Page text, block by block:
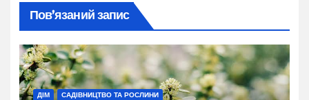
Пов’язаний запис
ДІМ САДІВНИЦТВО ТА РОСЛИНИ